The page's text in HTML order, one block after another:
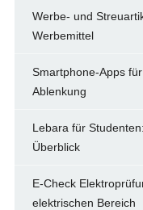
Werbe- und
Werbemittel
Smartphone-Apps
Ablenkung
Lebara für
Überblick
E-Check
elektrischen Bereich